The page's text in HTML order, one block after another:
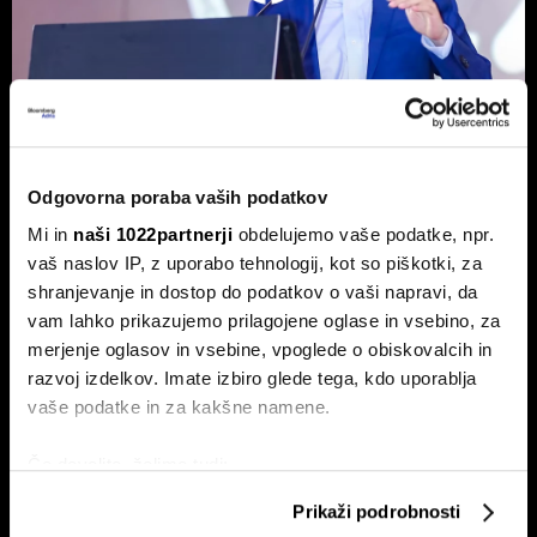
Odgovorna poraba vaših podatkov
Mi in naši 1022partnerji obdelujemo vaše podatke, npr.
vaš naslov IP, z uporabo tehnologij, kot so piškotki, za
shranjevanje in dostop do podatkov o vaši napravi, da
vam lahko prikazujemo prilagojene oglase in vsebino, za
merjenje oglasov in vsebine, vpoglede o obiskovalcih in
razvoj izdelkov. Imate izbiro glede tega, kdo uporablja
vaše podatke in za kakšne namene.
Prikaži podrobnosti
Od nepremičnin do AI: Vzpon novega
razreda Xijevih 'piflarjev', ki služijo
milijarde
Globalna tekma za prevlado na področju AI-tehnologije
ustvarja novi rod kitajskih milijarderjev.